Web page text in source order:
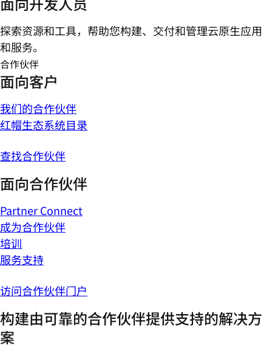
探索资源和工具，帮助您构建、交付和管理云原生应用
和服务。
合作伙伴
面向客户
我们的合作伙伴
红帽生态系统目录
查找合作伙伴
面向合作伙伴
Partner Connect
成为合作伙伴
培训
服务支持
访问合作伙伴门户
构建由可靠的合作伙伴提供支持的解决方
案